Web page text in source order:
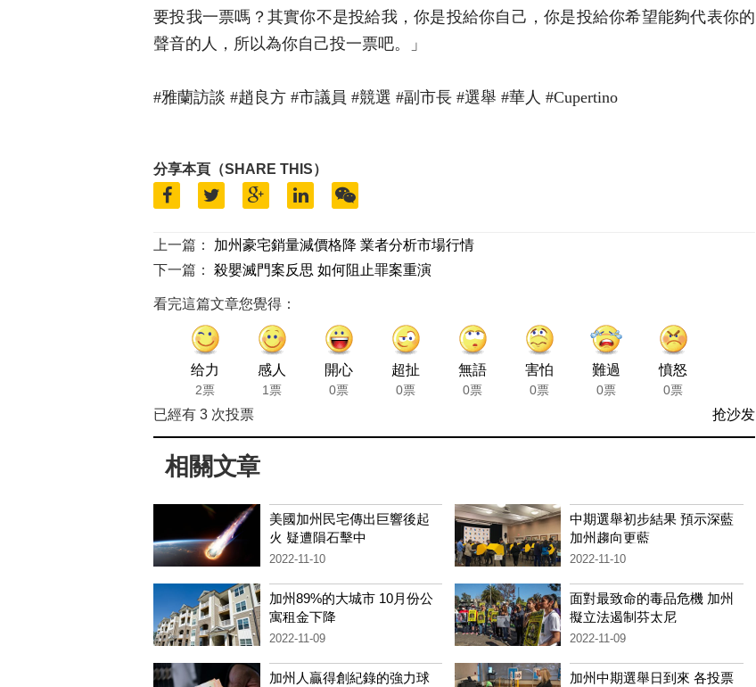
要投我一票嗎？其實你不是投給我，你是投給你自己，你是投給你希望能夠代表你的
聲音的人，所以為你自己投一票吧。」
#雅蘭訪談 #趙良方 #市議員 #競選 #副市長 #選舉 #華人 #Cupertino
分享本頁（SHARE THIS）
上一篇：
加州豪宅銷量減價格降 業者分析市場行情
下一篇：
殺嬰滅門案反思 如何阻止罪案重演
看完這篇文章您覺得：
给力
2票
感人
1票
開心
0票
超扯
0票
無語
0票
害怕
0票
難過
0票
憤怒
0票
已經有 3 次投票 抢沙发
相關文章
美國加州民宅傳出巨響後起
火 疑遭隕石擊中
2022-11-10
中期選舉初步結果 預示深藍
加州趨向更藍
2022-11-10
加州89%的大城市 10月份公
寓租金下降
2022-11-09
面對最致命的毒品危機 加州
擬立法遏制芬太尼
2022-11-09
加州人贏得創紀錄的強力球
加州中期選舉日到來 各投票